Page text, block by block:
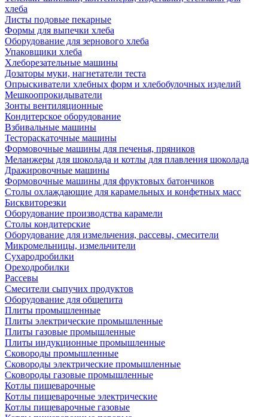
хлеба
Листы подовые пекарные
Формы для выпечки хлеба
Оборудование для зернового хлеба
Упаковщики хлеба
Хлеборезательные машины
Дозаторы муки, нагнетатели теста
Опрыскиватели хлебных форм и хлебобулочных изделий
Мешкоопрокидыватели
Зонты вентиляционные
Кондитерское оборудование
Взбивальные машины
Тестораскаточные машины
Формовочные машины для печенья, пряников
Меланжеры для шоколада и котлы для плавления шоколада
Дражировочные машины
Формовочные машины для фруктовых батончиков
Столы охлаждающие для карамельных и конфетных масс
Бисквиторезки
Оборудование производства карамели
Столы кондитерские
Оборудование для измельчения, рассевы, смесители
Микромельницы, измельчители
Сухародробилки
Ореходробилки
Рассевы
Смесители сыпучих продуктов
Оборудование для общепита
Плиты промышленные
Плиты электрические промышленные
Плиты газовые промышленные
Плиты индукционные промышленные
Сковороды промышленные
Сковороды электрические промышленные
Сковороды газовые промышленные
Котлы пищеварочные
Котлы пищеварочные электрические
Котлы пищеварочные газовые